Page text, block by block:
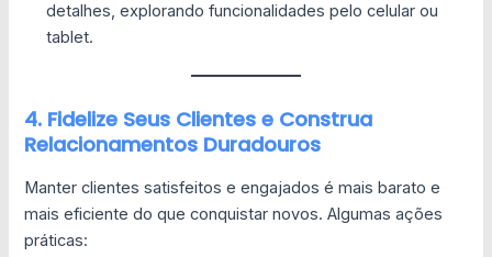
detalhes, explorando funcionalidades pelo celular ou
tablet.
4. Fidelize Seus Clientes e Construa
Relacionamentos Duradouros
Manter clientes satisfeitos e engajados é mais barato e
mais eficiente do que conquistar novos. Algumas ações
práticas: